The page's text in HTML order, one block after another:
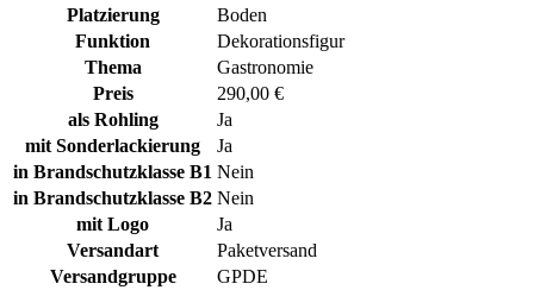
Platzierung
Boden
Funktion
Dekorationsfigur
Thema
Gastronomie
Preis
290,00 €
als Rohling
Ja
mit Sonderlackierung
Ja
in Brandschutzklasse B1 Nein
in Brandschutzklasse B2 Nein
mit Logo
Ja
Versandart
Paketversand
Versandgruppe
GPDE